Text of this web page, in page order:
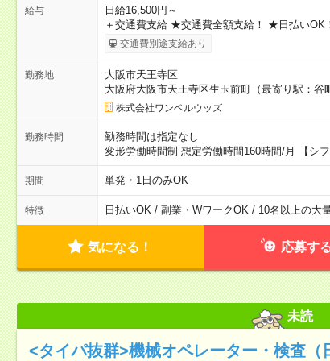
給与
日給16,500円～
＋交通費支給 ★交通費全額支給！ ★日払いOK
交通費別途支給あり
勤務地
大阪市天王寺区
大阪府大阪市天王寺区生玉前町（最寄り駅：谷
株式会社ワンベルウッズ
勤務時間
勤務時間は指定なし
変形労働時間制 想定労働時間160時間/月 【シ
期間 単発・1日のみOK
特徴 日払いOK / 副業・WワークOK / 10名以上の大
気になる！ 応募す
未読
<タイパ抜群>機械オペレーター・検査（